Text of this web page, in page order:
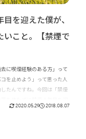
を迎えた僕が、
いこと。【禁煙で
に喫煙経験のある方」って
を止めよう」って思った人
たんですね。今回は「禁煙
いてお話ししたいと思いま
2020.05.29 2018.08.07